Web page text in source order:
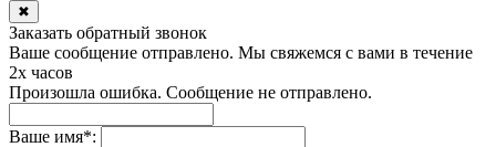
✖
Заказать обратный звонок
Ваше сообщение отправлено. Мы свяжемся с вами в течение
2х часов
Произошла ошибка. Сообщение не отправлено.
Ваше имя*: